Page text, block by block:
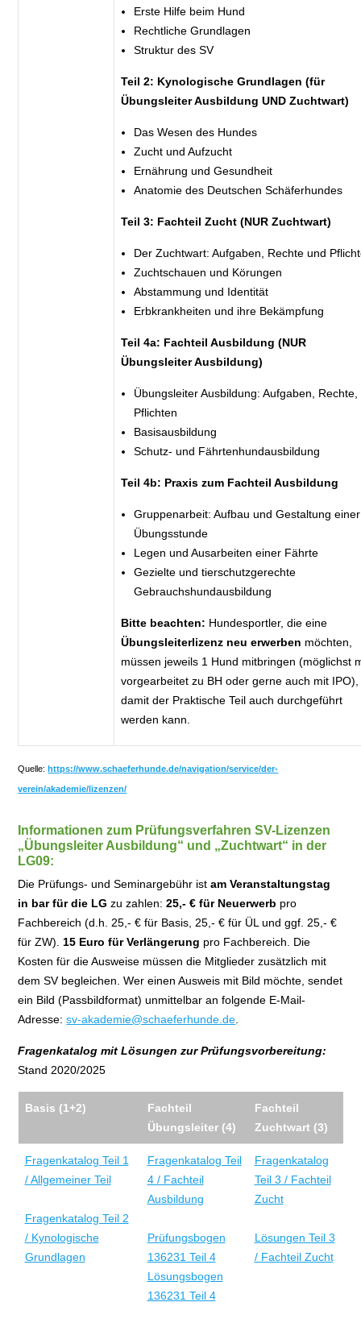
Erste Hilfe beim Hund
Rechtliche Grundlagen
Struktur des SV
Teil 2: Kynologische Grundlagen (für
Übungsleiter Ausbildung UND Zuchtwart)
Das Wesen des Hundes
Zucht und Aufzucht
Ernährung und Gesundheit
Anatomie des Deutschen Schäferhundes
Teil 3: Fachteil Zucht (NUR Zuchtwart)
Der Zuchtwart: Aufgaben, Rechte und
Zuchtschauen und Körungen
Abstammung und Identität
Erbkrankheiten und ihre Bekämpfung
Teil 4a: Fachteil Ausbildung (NUR
Übungsleiter Ausbildung)
Übungsleiter Ausbildung: Aufgaben, Rechte,
Pflichten
Basisausbildung
Schutz- und Fährtenhundausbildung
Teil 4b: Praxis zum Fachteil Ausbildung
Gruppenarbeit: Aufbau und Gestaltung einer
Übungsstunde
Legen und Ausarbeiten einer Fährte
Gezielte und tierschutzgerechte
Gebrauchshundausbildung
Bitte beachten: Hundesportler, die eine
Übungsleiterlizenz neu erwerben möchten,
müssen jeweils 1 Hund mitbringen (möglichst
vorgearbeitet zu BH oder gerne auch mit IPO),
damit der Praktische Teil auch durchgeführt
werden kann.
Quelle:https://www.schaeferhunde.de/navigation/service/der-
verein/akademie/lizenzen/
Informationen zum PrüfungsverfahrenSV-Lizenzen
„Übungsleiter Ausbildung“ und „Zuchtwart“ in der
LG09:
Die Prüfungs- und Seminargebühr istam Veranstaltungstag
in bar für die LG zu zahlen:25,- € für Neuerwerb pro
Fachbereich (d.h. 25,- € für Basis, 25,- € für ÜL und ggf. 25,- €
für ZW). 15 Euro für Verlängerung pro Fachbereich. Die
Kosten für die Ausweise müssen die Mitglieder zusätzlich mit
dem SV begleichen. Wer einen Ausweis mit Bild möchte, sendet
ein Bild (Passbildformat) unmittelbar an folgende E-Mail-
Adresse:sv-akademie@schaeferhunde.de
Fragenkatalog mit Lösungen zur Prüfungsvorbereitung:
Stand 2020/2025
Basis (1+2)
Fachteil
Übungsleiter (4)
Fachteil
Zuchtwart (3)
Fragenkatalog Teil 1
/ Allgemeiner Teil
Fragenkatalog Teil 2
/ Kynologische
Grundlagen
Fragenkatalog Teil
4 / Fachteil
Ausbildung
Prüfungsbogen
136231 Teil 4
Lösungsbogen
136231 Teil 4
Fragenkatalog
Teil 3 / Fachteil
Zucht
Lösungen Teil 3
/ Fachteil Zucht